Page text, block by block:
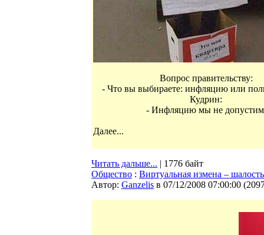
Вопрос правительству:
- Что вы выбираете: инфляцию или
Кудрин:
- Инфляцию мы не
Далее...
Читать дальше... | 1776 байт
Общество : Виртуальная измена –
Автор: Ganzelis в 07/12/2008 07:00:00 (